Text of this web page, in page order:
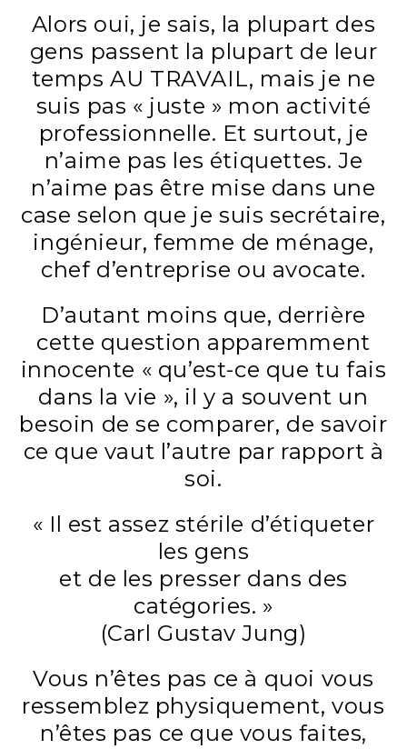
Alors oui, je sais, la plupart des
gens passent la plupart de leur
temps AU TRAVAIL, mais je ne
suis pas « juste » mon activité
professionnelle. Et surtout, je
n’aime pas les étiquettes. Je
n’aime pas être mise dans une
case selon que je suis secrétaire,
ingénieur, femme de ménage,
chef d’entreprise ou avocate.
D’autant moins que, derrière
cette question apparemment
innocente « qu’est-ce que tu fais
dans la vie », il y a souvent un
besoin de se comparer, de savoir
ce que vaut l’autre par rapport à
soi.
« Il est assez stérile d’étiqueter
les gens
et de les presser dans des
catégories. »
(Carl Gustav Jung)
Vous n’êtes pas ce à quoi vous
ressemblez physiquement, vous
n’êtes pas ce que vous faites,